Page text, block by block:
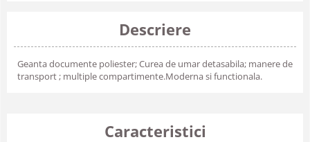
Descriere
Geanta documente poliester; Curea de umar detasabila; manere de
transport ; multiple compartimente.Moderna si functionala.
Caracteristici